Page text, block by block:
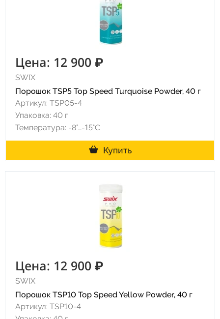
Цена: 12 900 ₽
SWIX
Порошок TSP5 Top Speed Turquoise Powder, 40 г
Артикул: TSP05-4
Упаковка: 40 г
Температура: -8°…-15°C
Купить
Цена: 12 900 ₽
SWIX
Порошок TSP10 Top Speed Yellow Powder, 40 г
Артикул: TSP10-4